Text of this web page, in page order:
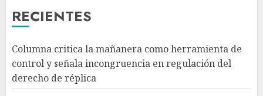
RECIENTES
Columna critica la mañanera como herramienta de
control y señala incongruencia en regulación del
derecho de réplica
CDMX lanza primer padrón de